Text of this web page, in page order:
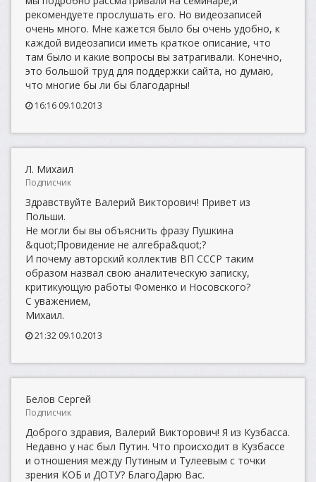
рекомендуете прослушать его. Но видеозаписей
очень много. Мне кажется было бы очень удобно, к
каждой видеозаписи иметь краткое описание, что
там было и какие вопросы вы затрагивали. Конечно,
это большой труд для поддержки сайта, но думаю,
что многие бы ли бы благодарны!
16:16 09.10.2013
Л. Михаил
Подписчик
Здравствуйте Валерий Викторович! Привет из
Польши.
Не могли бы вы объяснить фразу Пушкина
&quot;Провидение не алгебра&quot;?
И почему авторский коллектив ВП СССР таким
образом назвал свою аналитеческую записку,
критикующую работы Фоменко и Носовского?
С уважением,
Михаил.
21:32 09.10.2013
Белов Сергей
Подписчик
Доброго здравия, Валерий Викторович! Я из Кузбасса.
Недавно у нас был Путин. Что происходит в Кузбассе
и отношения между Путиным и Тулеевым с точки
зрения КОБ и ДОТУ? БлагоДарю Вас.